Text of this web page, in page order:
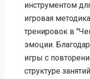
инструментом
игровая
тренировок в
эмоции.
игры с
структуре